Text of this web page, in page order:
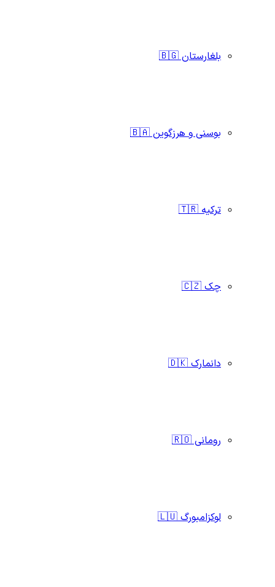
بلغارستان 🇧🇬
بوسنی و هرزگوین 🇧🇦
ترکیه 🇹🇷
چک 🇨🇿
دانمارک 🇩🇰
رومانی 🇷🇴
لوکزامبورگ 🇱🇺